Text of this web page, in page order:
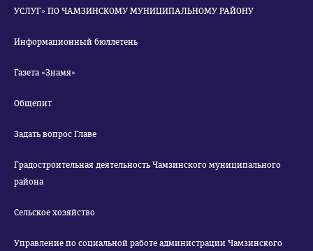
УСЛУГ» ПО ЧАМЗИНСКОМУ МУНИЦИПАЛЬНОМУ РАЙОНУ
Информационный бюллетень
Газета «Знамя»
Общепит
Задать вопрос Главе
Градостроительная деятельность Чамзинского муниципального
района
Сельское хозяйство
Управление по социальной работе администрации Чамзинского